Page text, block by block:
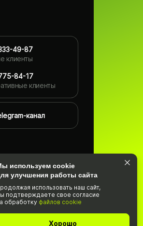
49-87
клиенты
84-17
клиенты
канал
используем cookie
улучшения работы сайта
использовать наш cайт,
подтвержда­ете свое согласие
обработку файлов cookie
Хорошо